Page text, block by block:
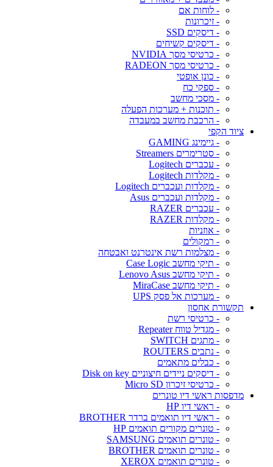
- לוחות אם
- זיכרונות
- דיסקים SSD
- דיסקים קשיחים
- כרטיסי מסך NVIDIA
- כרטיסי מסך RADEON
- כונן אופטי
- ספקי כח
- מסכי מחשב
- תוכנות + מערכות הפעלה
- הרכבת מחשב במעבדה
ציוד הקפי
- גיימינג GAMING
- סטרימרים Streamers
- עכברים Logitech
- מקלדות Logitech
- מקלדות ועכברים Logitech
- מקלדות ועכברים Asus
- עכברים RAZER
- מקלדות RAZER
- אוזניות
- רמקולים
- מצלמות רשת אינטרנט ואבטחה
- תיקי מחשב Case Logic
- תיקי מחשב Lenovo Asus
- תיקי מחשב MiraCase
- מערכות אל פסק UPS
תקשורת אחסון
- כרטיסי רשת
- מגדיל טווח Repeater
- מתגים SWITCH
- נתבים ROUTERS
- כבלים מתאמים
- דיסקים ניידים חיצוניים Disk on key
- כרטיסי זיכרון Micro SD
מדפסות ראשי דיו טונרים
- ראשי דיו HP
- ראשי דיו תואמים ברדר BROTHER
- טונרים מקורים תואמים HP
- טונרים תואמים SAMSUNG
- טונרים תואמים BROTHER
- טונרים תואמים XEROX